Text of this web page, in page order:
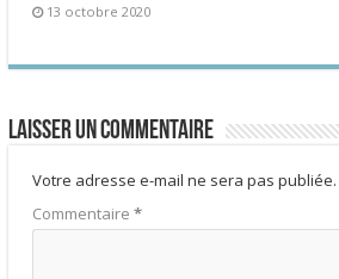
13 octobre 2020
Laisser un commentaire
Votre adresse e-mail ne sera pas publiée.
Commentaire *